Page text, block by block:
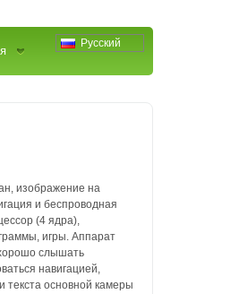
Русский
изображение на
и беспроводная
(4 ядра),
игры. Аппарат
слышать
навигацией,
текста основной камеры